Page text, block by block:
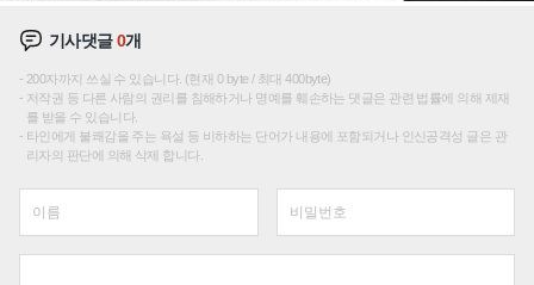
기사댓글0개
200자까지 쓰실 수 있습니다. (현재 0 byte / 최대 400byte)
저작권 등 다른 사람의 권리를 침해하거나 명예를 훼손하는 댓글은 관련 법률에 의해 제재
를 받을 수 있습니다.
타인에게 불쾌감을 주는 욕설 등 비하하는 단어가 내용에 포함되거나 인신공격성 글은 관
리자의 판단에 의해 삭제 합니다.